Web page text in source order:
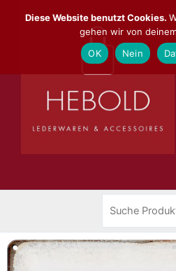
Inhalt
Diese Website benutzt Cookies.
gehen wir von
OK
Nein